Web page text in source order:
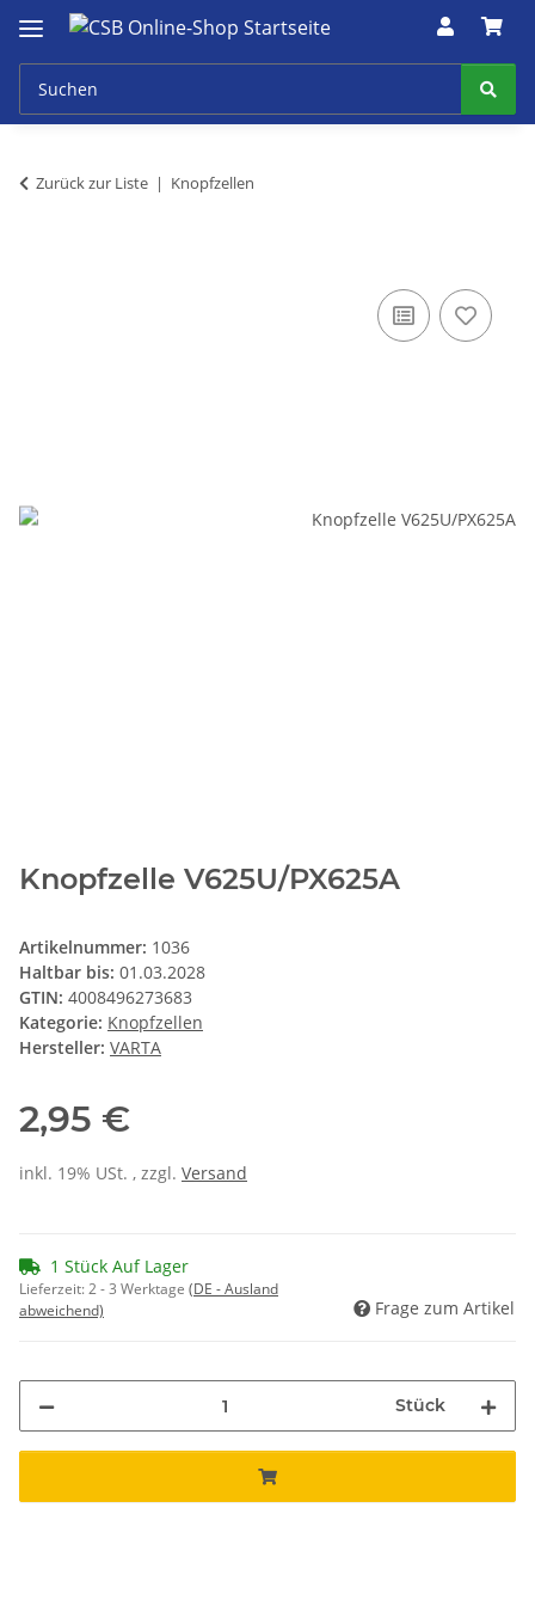
Zurück zur Liste Knopfzellen
Knopfzelle V625U/PX625A
Artikelnummer: 1036
Haltbar bis: 01.03.2028
GTIN: 4008496273683
Kategorie: Knopfzellen
Hersteller: VARTA
2,95 €
inkl. 19% USt. , zzgl. Versand
1 Stück Auf Lager
Lieferzeit:2 - 3 Werktage (DE - Ausland
abweichend)
Frage zum Artikel
Stück